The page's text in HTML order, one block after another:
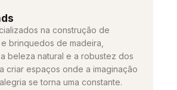
na construção de
brinquedos de madeira,
beleza natural e a robustez dos
criar espaços onde a imaginação
se torna uma constante.